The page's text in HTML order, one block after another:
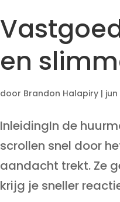
en
door Brandon Halapiry | jun
InleidingIn de
scrollen snel door
aandacht trekt. Ze
krijg je sneller